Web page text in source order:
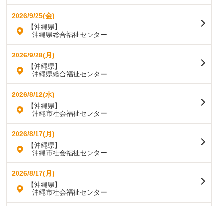
2026/9/25(金)
【沖縄県】
沖縄県総合福祉センター
2026/9/28(月)
【沖縄県】
沖縄県総合福祉センター
2026/8/12(水)
【沖縄県】
沖縄市社会福祉センター
2026/8/17(月)
【沖縄県】
沖縄市社会福祉センター
2026/8/17(月)
【沖縄県】
沖縄市社会福祉センター